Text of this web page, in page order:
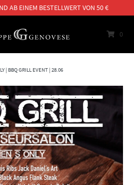
AB EINEM BESTELLWERT VON 50 €
0
| BBQ GRILL EVENT | 28.06